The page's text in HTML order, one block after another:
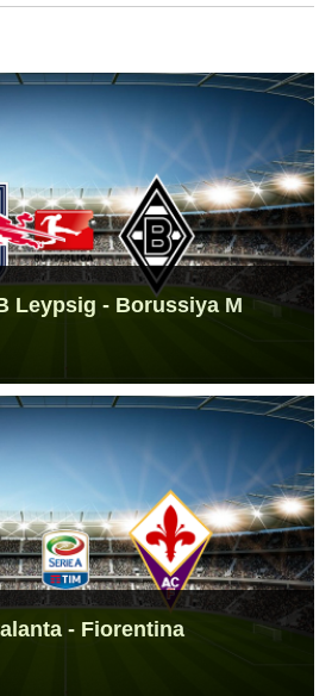
Leypsig - Borussiya M
- Fiorentina